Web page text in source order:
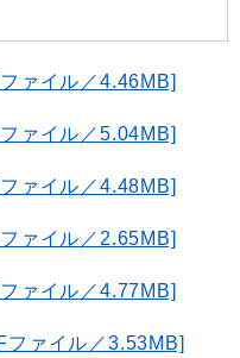
ァイル／4.46MB]
ァイル／5.04MB]
ァイル／4.48MB]
ァイル／2.65MB]
ァイル／4.77MB]
ァイル／3.53MB]